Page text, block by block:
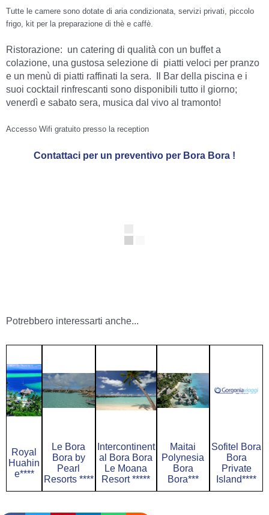
Tutte le camere sono dotate di aria condizionata, servizi privati, piccolo
frigo, kit per la preparazione di thè e caffè.
Ristorazione: un catering di qualità con un buffet a
colazione, una gustosa selezione di piatti veloci per pranzo
e un menù di piatti raffinati la sera. Il Bar della piscina e i
suoi cocktail rinfrescanti sono disponibili tutto il giorno;
venerdì e sabato sera, musica dal vivo al tramonto!
Accesso Wifi gratuito presso la reception
Contattaci per un preventivo per Bora Bora !
Potrebbero interessarti anche...
Royal
Huahin
e****
Le Bora
Bora by
Pearl
Resorts ****
Intercontinent
al Bora Bora
Le Moana
Resort *****
Maitai
Polynesia
Bora
Bora***
Sofitel Bora
Bora
Private
Island****